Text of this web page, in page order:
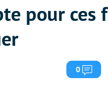
pour ces
0